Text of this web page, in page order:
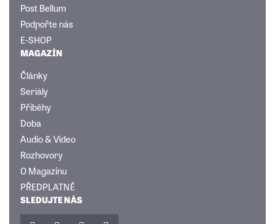
Post Bellum
Podpořte nás
E-SHOP
MAGAZÍN
Články
Seriály
Příběhy
Doba
Audio & Video
Rozhovory
O Magazínu
PŘEDPLATNÉ
SLEDUJTE NÁS